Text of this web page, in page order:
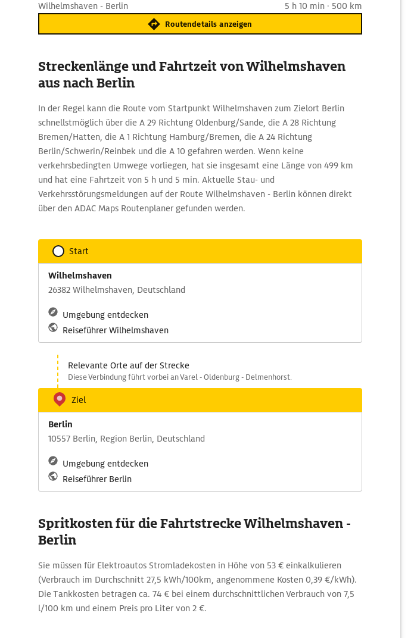
Wilhelmshaven - Berlin 5 h 10 min · 500 km
Routendetails anzeigen
Streckenlänge und Fahrtzeit von Wilhelmshaven
aus nach Berlin
In der Regel kann die Route vom Startpunkt Wilhelmshaven zum Zielort Berlin
schnellstmöglich über die A 29 Richtung Oldenburg/Sande, die A 28 Richtung
Bremen/Hatten, die A 1 Richtung Hamburg/Bremen, die A 24 Richtung
Berlin/Schwerin/Reinbek und die A 10 gefahren werden. Wenn keine
verkehrsbedingten Umwege vorliegen, hat sie insgesamt eine Länge von 499 km
und hat eine Fahrtzeit von 5 h und 5 min. Aktuelle Stau- und
Verkehrsstörungsmeldungen auf der Route Wilhelmshaven - Berlin können direkt
über den ADAC Maps Routenplaner gefunden werden.
Start
Wilhelmshaven
26382 Wilhelmshaven, Deutschland
Umgebung entdecken
Reiseführer Wilhelmshaven
Relevante Orte auf der Strecke
Diese Verbindung führt vorbei an Varel - Oldenburg - Delmenhorst.
Ziel
Berlin
10557 Berlin, Region Berlin, Deutschland
Umgebung entdecken
Reiseführer Berlin
Spritkosten für die Fahrtstrecke Wilhelmshaven -
Berlin
Sie müssen für Elektroautos Stromladekosten in Höhe von 53 € einkalkulieren
(Verbrauch im Durchschnitt 27,5 kWh/100km, angenommene Kosten 0,39 €/kWh).
Die Tankkosten betragen ca. 74 € bei einem durchschnittlichen Verbrauch von 7,5
l/100 km und einem Preis pro Liter von 2 €.